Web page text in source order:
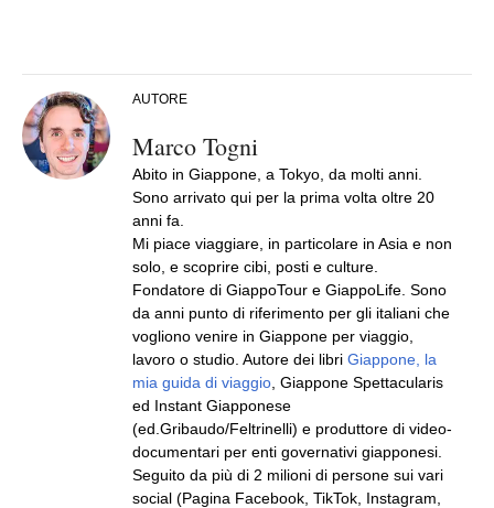
AUTORE
Marco Togni
Abito in Giappone, a Tokyo, da molti anni.
Sono arrivato qui per la prima volta oltre 20
anni fa.
Mi piace viaggiare, in particolare in Asia e non
solo, e scoprire cibi, posti e culture.
Fondatore di GiappoTour e GiappoLife. Sono
da anni punto di riferimento per gli italiani che
vogliono venire in Giappone per viaggio,
lavoro o studio. Autore dei libri Giappone, la
mia guida di viaggio , Giappone Spettacularis
ed Instant Giapponese
(ed.Gribaudo/Feltrinelli) e produttore di video-
documentari per enti governativi giapponesi.
Seguito da più di 2 milioni di persone sui vari
social (Pagina Facebook, TikTok, Instagram,